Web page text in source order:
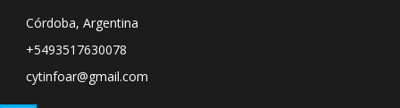
Córdoba, Argentina
+5493517630078
cytinfoar@gmail.com